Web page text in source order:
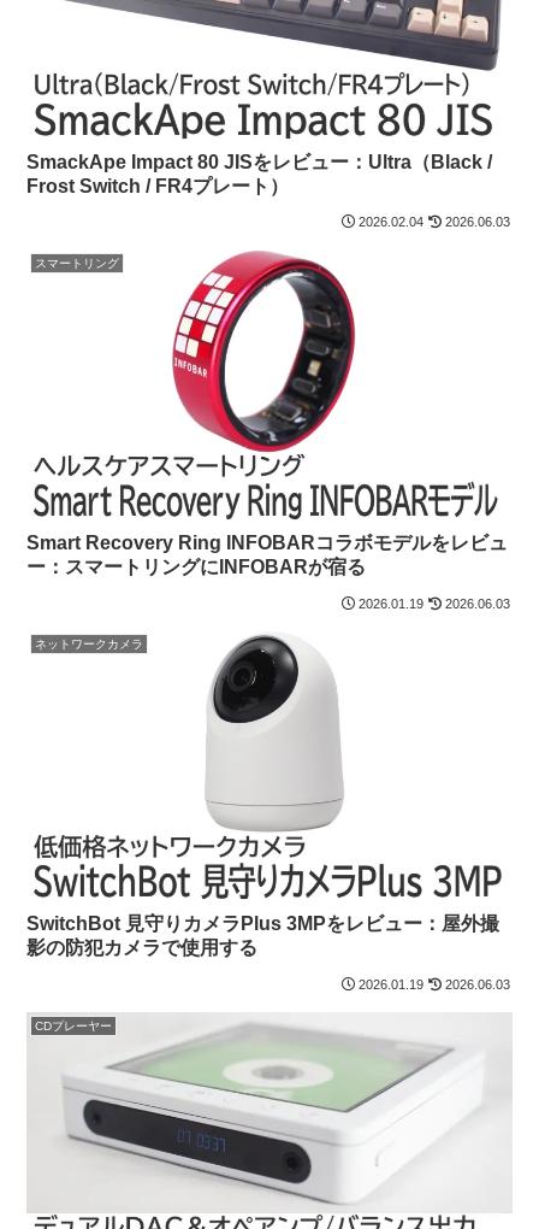
SmackApe Impact 80 JISをレビュー：Ultra（Black /
Frost Switch / FR4プレート）
2026.02.04 2026.06.03
スマートリング
Smart Recovery Ring INFOBARコラボモデルをレビュ
ー：スマートリングにINFOBARが宿る
2026.01.19 2026.06.03
ネットワークカメラ
SwitchBot 見守りカメラPlus 3MPをレビュー：屋外撮
影の防犯カメラで使用する
2026.01.19 2026.06.03
CDプレーヤー